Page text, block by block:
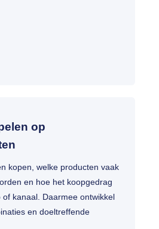
op
kopen, welke producten vaak
en hoe het koopgedrag
kanaal. Daarmee ontwikkel
en doeltreffende